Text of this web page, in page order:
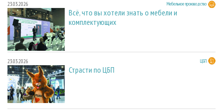
23.03.2026 Мебельное производство
Всё, что вы хотели знать о мебели и
комплектующих
23.03.2026 ЦБП
Страсти по ЦБП